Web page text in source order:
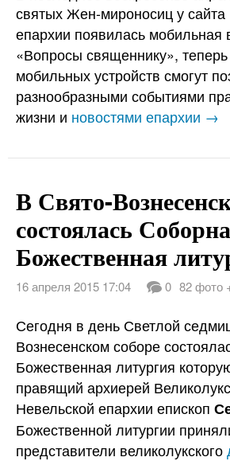
святых Жен-мироносиц у сайта
епархии появилась мобильная
«Вопросы священнику»,
мобильных устройств смогут
разнообразными событиями
жизни и новостями епархии →
В Свято-
состоялась
Божественная
16 апреля 2015 17:04 0 82 фото
Сегодня в день Светлой
Вознесенском соборе
Божественная литургия
правящий архиерей
Невельской епархии епископ
Божественной литургии
представители великолукского